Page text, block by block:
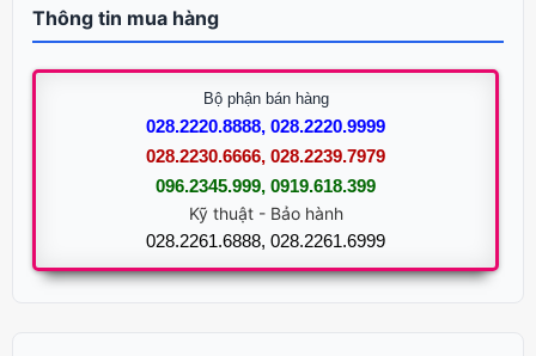
Thông tin mua hàng
Bộ phận bán hàng
028.2220.8888, 028.2220.9999
028.2230.6666, 028.2239.7979
096.2345.999, 0919.618.399
Kỹ thuật - Bảo hành
028.2261.6888, 028.2261.6999